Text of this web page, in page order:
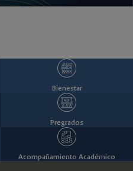
Bienestar
Pregrados
Acompañamiento Académico